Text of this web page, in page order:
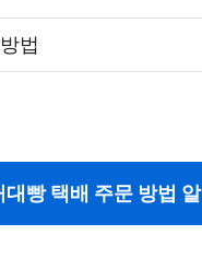
법
대빵 택배 주문 방법